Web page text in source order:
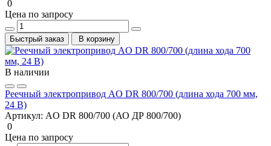
0
Цена по запросу
Быстрый заказ В корзину
В наличии
Реечный электропривод AO DR 800/700 (длина хода 700 мм,
24 В)
Артикул: AO DR 800/700 (АО ДР 800/700)
0
Цена по запросу